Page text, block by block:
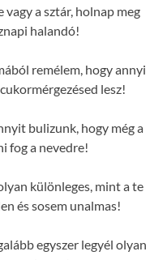
a sztár, holnap meg
halandó!
remélem, hogy annyi
lesz!
bulizunk, hogy még a
fog a nevedre!
különleges, mint a te
és sosem unalmas!
egyszer legyél olyan